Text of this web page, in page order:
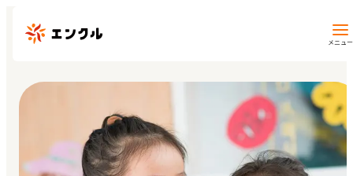
メニュー
地図から探す